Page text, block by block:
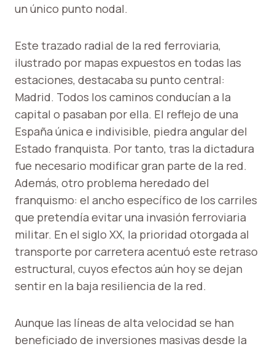
un único punto nodal.
Este trazado radial de la red ferroviaria,
ilustrado por mapas expuestos en todas las
estaciones, destacaba su punto central:
Madrid. Todos los caminos conducían a la
capital o pasaban por ella. El reflejo de una
España única e indivisible, piedra angular del
Estado franquista. Por tanto, tras la dictadura
fue necesario modificar gran parte de la red.
Además, otro problema heredado del
franquismo: el ancho específico de los carriles
que pretendía evitar una invasión ferroviaria
militar. En el siglo XX, la prioridad otorgada al
transporte por carretera acentuó este retraso
estructural, cuyos efectos aún hoy se dejan
sentir en la baja resiliencia de la red.
Aunque las líneas de alta velocidad se han
beneficiado de inversiones masivas desde la